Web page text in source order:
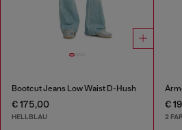
Bootcut Jeans Low Waist D-Hush
€ 175,00
HELLBLAU
€
2